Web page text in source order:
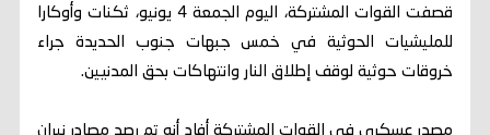
قصفت القوات المشتركة، اليوم الجمعة 4 يونيو، ثكنات وأوكارا
للمليشيات الحوثية في خمس جبهات جنوب الحديدة جراء
خروقات حوثية لوقف إطلاق النار وانتهاكات بحق المدنيين.
مصدر عسكري في القوات المشتركة أفاد أنه تم رصد مصادر نيران